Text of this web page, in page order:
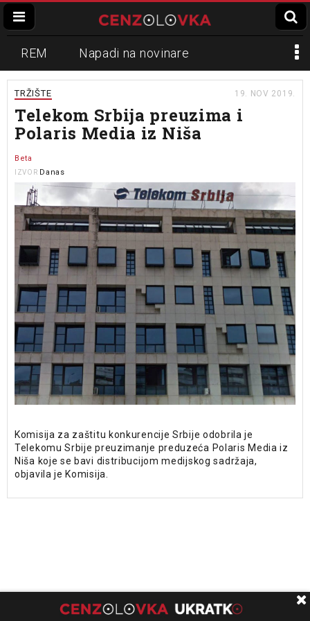
REM Napadi na novinare
Zvučni top
Propaganda Lokalni mediji
Informer
TRŽIŠTE 19. NOV 2019.
Telekom Srbija preuzima i
Polaris Media iz Niša
Beta
IZVOR Danas
Komisija za zaštitu konkurencije Srbije odobrila je
Telekomu Srbije preuzimanje preduzeća Polaris Media iz
Niša koje se bavi distribucijom medijskog sadržaja,
objavila je Komisija.